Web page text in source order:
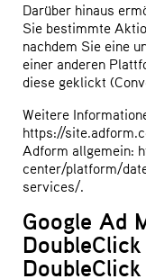
Darüber hinaus
Sie bestimmte
nachdem Sie eine
einer anderen
diese geklickt
Weitere
https://
Adform allgemein:
center/platform/
services/.
Google Ad